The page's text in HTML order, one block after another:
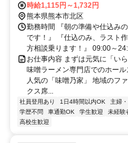
時給1,115円～1,732円
熊本県熊本市北区
勤務時間 『朝の準備や仕込み
です！』 『仕込のみ、ラスト
方相談乗ります！』 09:00～
お仕事内容 まずは元気に「い
味噌ラーメン専門店でのホー
人気の「味噌乃家」 地域のフ
クス席...
社員登用あり 1日4時間以内OK 主婦
学歴不問
車通勤OK 学生歓迎 未経験
高校生歓迎